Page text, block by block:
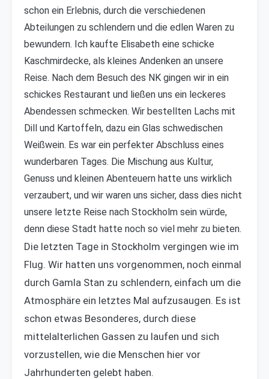
schon ein Erlebnis, durch die verschiedenen
Abteilungen zu schlendern und die edlen Waren zu
bewundern. Ich kaufte Elisabeth eine schicke
Kaschmirdecke, als kleines Andenken an unsere
Reise. Nach dem Besuch des NK gingen wir in ein
schickes Restaurant und ließen uns ein leckeres
Abendessen schmecken. Wir bestellten Lachs mit
Dill und Kartoffeln, dazu ein Glas schwedischen
Weißwein. Es war ein perfekter Abschluss eines
wunderbaren Tages. Die Mischung aus Kultur,
Genuss und kleinen Abenteuern hatte uns wirklich
verzaubert, und wir waren uns sicher, dass dies nicht
unsere letzte Reise nach Stockholm sein würde,
denn diese Stadt hatte noch so viel mehr zu bieten.
Die letzten Tage in Stockholm vergingen wie im
Flug. Wir hatten uns vorgenommen, noch einmal
durch Gamla Stan zu schlendern, einfach um die
Atmosphäre ein letztes Mal aufzusaugen. Es ist
schon etwas Besonderes, durch diese
mittelalterlichen Gassen zu laufen und sich
vorzustellen, wie die Menschen hier vor
Jahrhunderten gelebt haben.